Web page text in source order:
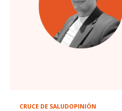
CRUCE DE SALUDOPINIÓN